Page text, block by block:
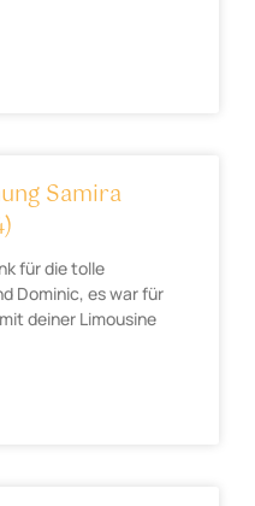
Samira
für die tolle
Dominic, es war für
deiner Limousine